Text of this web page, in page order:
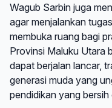
Wagub Sarbin juga
agar menjalankan
membuka ruang bagi
Provinsi Maluku Utara
dapat berjalan lancar,
generasi muda yang
pendidikan yang